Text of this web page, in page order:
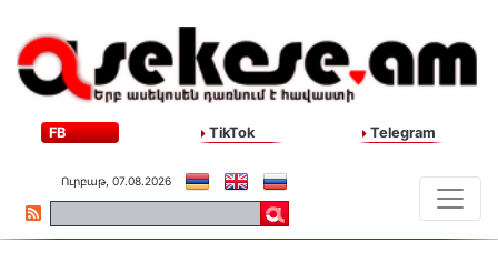
FB TikTok Telegram
Ուրբաթ, 07.08.2026